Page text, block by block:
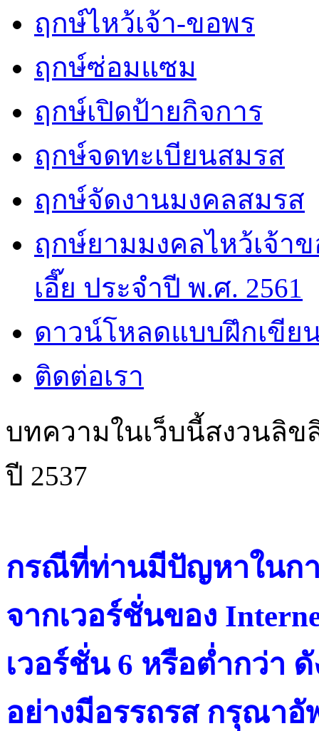
ฤกษ์ไหว้เจ้า-ขอพร
ฤกษ์ซ่อมแซม
ฤกษ์เปิดป้ายกิจการ
ฤกษ์จดทะเบียนสมรส
ฤกษ์จัดงานมงคลสมรส
ฤกษ์ยามมงคลไหว้เจ้า
เอี๊ย ประจำปี พ.ศ. 2561
ดาวน์โหลดแบบฝึกเขีย
ติดต่อเรา
บทความในเว็บนี้สงวนลิ
ปี 2537
กรณีที่ท่านมีปัญหาในกา
จากเวอร์ชั่นของ
เวอร์ชั่น 6 หรือต่ำกว่า
อย่างมีอรรถรส กรุณาอั